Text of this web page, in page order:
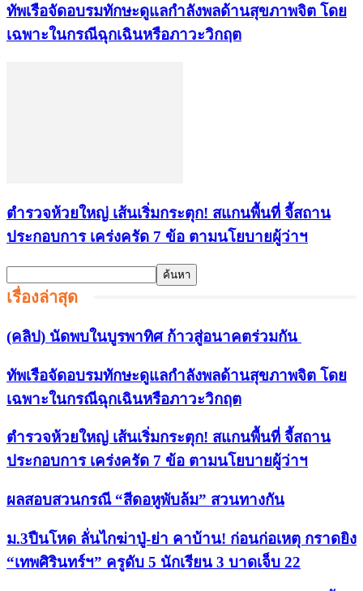
ทัพเรือจัดอบรมทักษะดูแลกำลังพลด้านสุขภาพจิต โดย
เฉพาะในกรณีฉุกเฉินหรือภาวะวิกฤต
ตำรวจห้วยใหญ่ เส้นเริ่มกระตุก! สแกนพื้นที่ จี้สถาน
ประกอบการ เคร่งครัด 7 ข้อ ตามนโยบายผู้ว่าฯ
เรื่องล่าสุด
(คลิป) นัดพบในบูรพาทิศ ก้าวสู่อนาคตร่วมกัน
ทัพเรือจัดอบรมทักษะดูแลกำลังพลด้านสุขภาพจิต โดย
เฉพาะในกรณีฉุกเฉินหรือภาวะวิกฤต
ตำรวจห้วยใหญ่ เส้นเริ่มกระตุก! สแกนพื้นที่ จี้สถาน
ประกอบการ เคร่งครัด 7 ข้อ ตามนโยบายผู้ว่าฯ
ผลสอบสวนกรณี “สีดอหูพับล้ม” สวนทางกัน
ม.3ปืนโหด ลั่นไกฆ่าปู่-ย่า คาบ้าน! ก่อนก่อเหตุ กราดยิง
“เทพศิรินทร์ฯ” ครูดับ 5 นักเรียน 3 บาดเจ็บ 22